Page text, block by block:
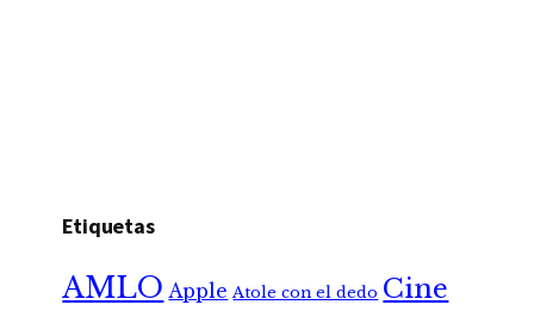
Etiquetas
AMLO Apple Atole con el dedo Cine